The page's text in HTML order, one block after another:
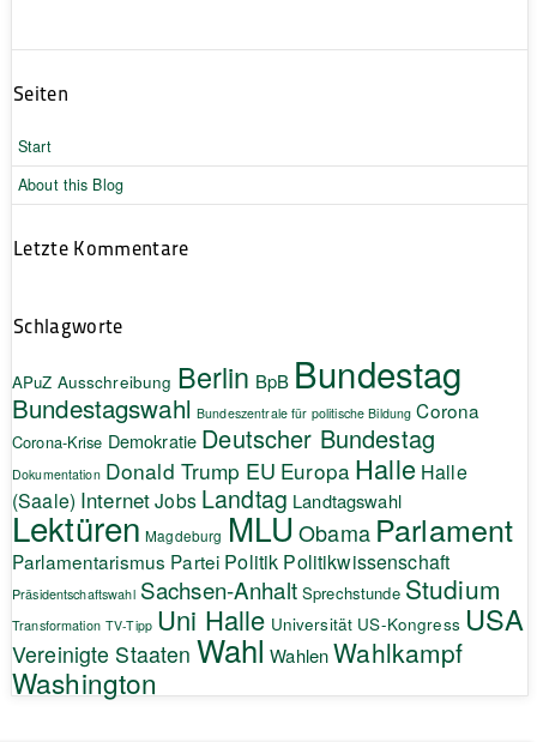
Seiten
Start
About this Blog
Letzte Kommentare
Schlagworte
APuZ Ausschreibung Berlin BpB Bundestag
Bundestagswahl Bundeszentrale für politische Bildung Corona
Corona-Krise Demokratie Deutscher Bundestag
Dokumentation Donald Trump EU Europa Halle Halle
(Saale) InternetJobs Landtag Landtagswahl
Lektüren Magdeburg MLU Obama Parlament
Parlamentarismus Partei Politik Politikwissenschaft
Präsidentschaftswahl Sachsen-Anhalt Sprechstunde Studium
Transformation TV-Tipp Uni Halle Universität US-Kongress USA
Vereinigte Staaten Wahl Wahlen Wahlkampf
Washington